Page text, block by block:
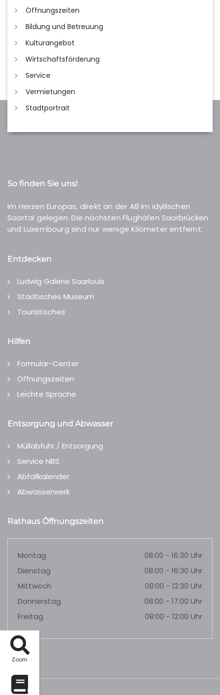
Zoom
Öffnungszeiten
Bildung und Betreuung
Kulturangebot
Wirtschaftsförderung
Service
Vermietungen
Stadtportrait
So finden Sie uns!
Im Herzen Europas, direkt an der A8 im idyllischen
Saartal gelegen. Die nächsten Flughäfen Saarbrücken
und Luxembourg sind nur wenige Kilometer entfernt.
Entdecken
Ludwig Galerie Saarlouis
Städtisches Museum
Touristisches
Hilfen
Formular-Center
Öffnungszeiten
Leichte Sprache
Entsorgung und Abwasser
Müllabfuhr / Entsorgung
Service NBS
Abfallkalender
Abwasserwerk
Rathaus Öffnungszeiten
Montag
08:00 - 16:30 Uhr
Dienstag
08:00 - 16:30 Uhr
Mittwoch
08:00 - 12:30 Uhr
Donnerstag
08:00 - 17:00 Uhr
Freitag
08:00 - 12:00 Uhr